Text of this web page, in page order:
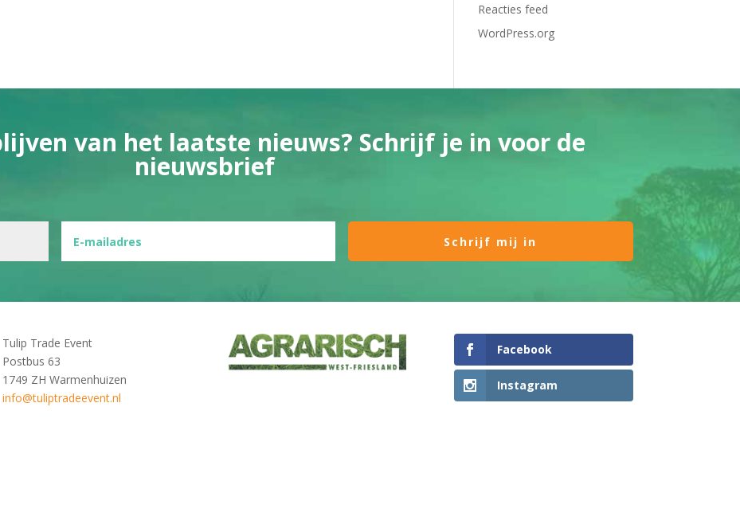
Reacties feed
WordPress.org
van het laatste nieuws? Schrijf je in voor de
nieuwsbrief
Tulip Trade Event
Postbus 63
1749 ZH Warmenhuizen
info@tuliptradeevent.nl
Facebook
Instagram